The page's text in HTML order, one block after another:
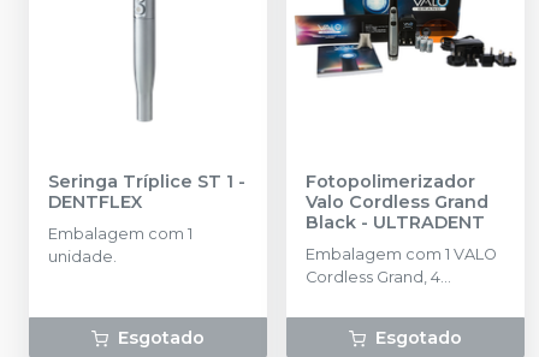
Seringa Tríplice ST 1 -
DENTFLEX
Embalagem com 1
unidade.
Esgotado
Fotopolimerizador
Valo Cordless Grand
Black - ULTRADENT
Embalagem com 1 VALO
Cordless Grand, 4
carregador, 50 barreiras
protetoras, 1 suporte, 1
Esgotado